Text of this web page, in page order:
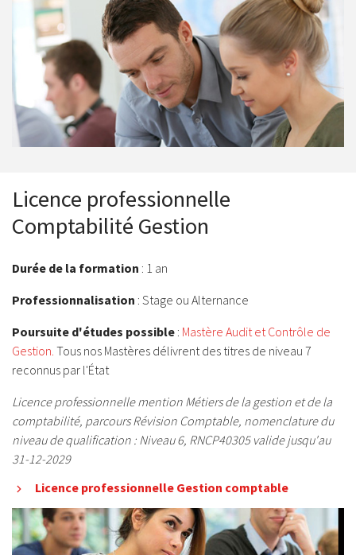
Licence professionnelle
Comptabilité Gestion
Durée de la formation : 1 an
Professionnalisation : Stage ou Alternance
Poursuite d'études possible : Mastère Audit et Contrôle de
Gestion. Tous nos Mastères délivrent des titres de niveau 7
reconnus par l'État
Licence professionnelle mention Métiers de la gestion et de la
comptabilité, parcours Révision Comptable, nomenclature du
niveau de qualification : Niveau 6, RNCP40305 valide jusqu'au
31-12-2029
Licence professionnelle Gestion comptable